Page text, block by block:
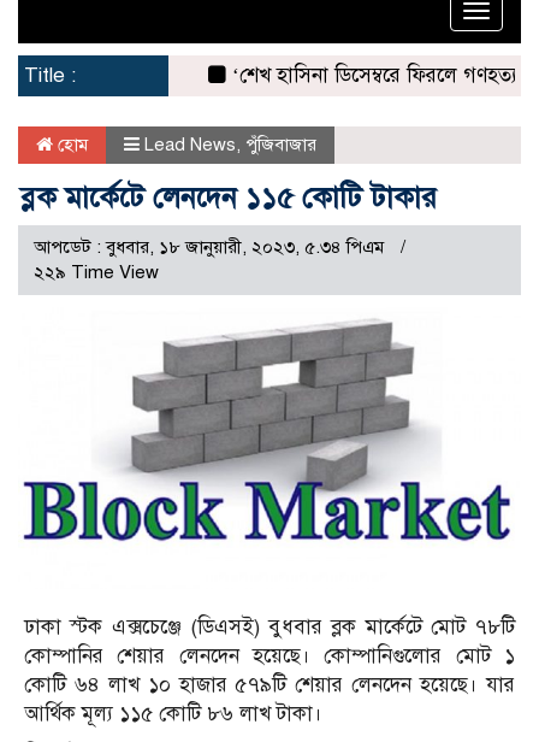
Toggle
Title :
‘শেখ হাসিনা ডিসেম্বরে ফিরলে গণহত্যার দায়
হোম Lead News পুঁজিবাজার
ব্লক মার্কেটে লেনদেন ১১৫ কোটি টাকার
আপডেট : বুধবার, ১৮ জানুয়ারী, ২০২৩, ৫.৩৪ পিএম
২২৯ Time View
ঢাকা স্টক এক্সচেঞ্জে (ডিএসই) বুধবার ব্লক মার্কেটে মোট ৭৮টি
কোম্পানির শেয়ার লেনদেন হয়েছে। কোম্পানিগুলোর মোট ১
কোটি ৬৪ লাখ ১০ হাজার ৫৭৯টি শেয়ার লেনদেন হয়েছে। যার
আর্থিক মূল্য ১১৫ কোটি ৮৬ লাখ টাকা।